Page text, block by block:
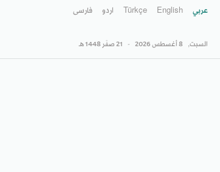
عربي English
Türkçe اردو فارسى
السبت, 8 أغسطس 2026 - 21 صفَر 1448 هـ